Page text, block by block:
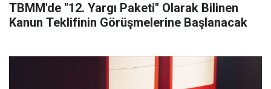
TBMM'de "12. Yargı Paketi" Olarak Bilinen
Kanun Teklifinin Görüşmelerine Başlanacak